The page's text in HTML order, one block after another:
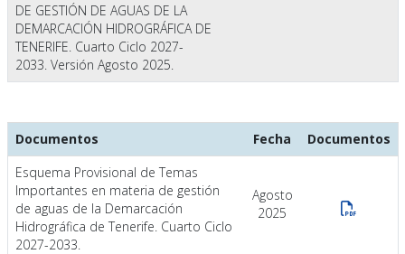
DE GESTIÓN DE AGUAS DE LA
DEMARCACIÓN HIDROGRÁFICA DE
TENERIFE. Cuarto Ciclo 2027-
2033. Versión Agosto 2025.
Documentos Fecha
Documentos
Esquema Provisional de Temas
Importantes en materia de gestión
de aguas de la Demarcación
Hidrográfica de Tenerife. Cuarto Ciclo
2027-2033.
Agosto
2025